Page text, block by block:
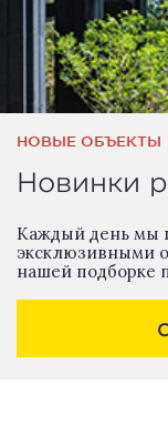
НОВЫЕ ОБЪЕКТЫ
Новинки
Каждый день мы
эксклюзивными
нашей подборке